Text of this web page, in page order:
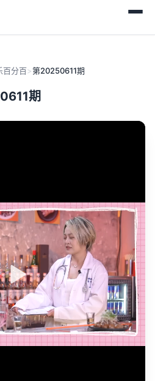
百分百>第20250611期
期